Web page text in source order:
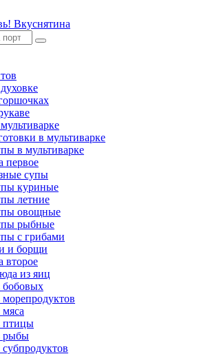
Вкуснятина
в мультиварке
в мультиварке
первое
супы
куриные
летние
овощные
рыбные
с грибами
и борщи
второе
из яиц
бобовых
птицы
рыбы